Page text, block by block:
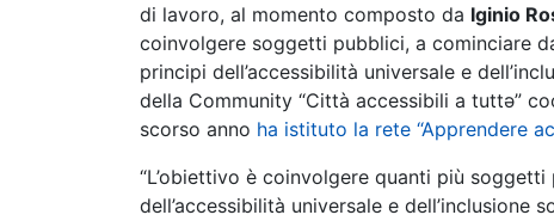
di lavoro, al momento composto da Iginio
coinvolgere soggetti pubblici, a cominciare
principi dell’accessibilità universale e
della Community “Città accessibili a tuttə”
scorso anno ha istituto la rete “Apprendere
“L’obiettivo è coinvolgere quanti più
dell’accessibilità universale e dell’inclusione